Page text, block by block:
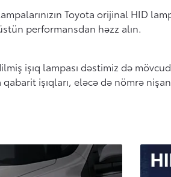
Toyota orijinal HID
performansdan həzz alın.
işıq lampası dəstimiz də
işıqları, eləcə də nömrə